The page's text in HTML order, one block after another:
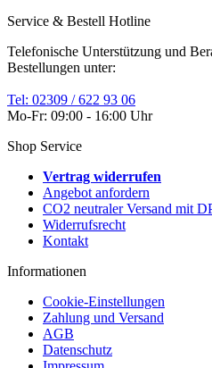
Service & Bestell Hotline
Telefonische Unterstützung und
Bestellungen unter:
Tel: 02309 / 622 93 06
Mo-Fr: 09:00 - 16:00 Uhr
Shop Service
Vertrag widerrufen
Angebot anfordern
CO2 neutraler Versand mit
Widerrufsrecht
Kontakt
Informationen
Cookie-Einstellungen
Zahlung und Versand
AGB
Datenschutz